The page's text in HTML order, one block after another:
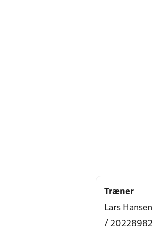
Træner
Lars Hansen
/ 20228982